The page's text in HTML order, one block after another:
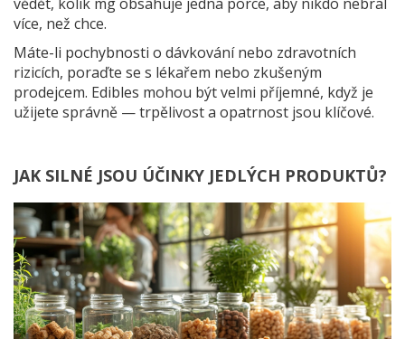
více, než chce.
Máte-li pochybnosti o dávkování nebo zdravotních
rizicích, poraďte se s lékařem nebo zkušeným
prodejcem. Edibles mohou být velmi příjemné, když je
užijete správně — trpělivost a opatrnost jsou klíčové.
JAK SILNÉ JSOU ÚČINKY JEDLÝCH PRODUKTŮ?